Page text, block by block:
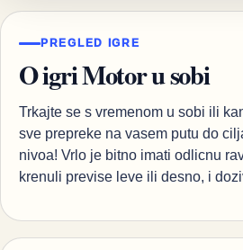
PREGLED IGRE
O igri Motor u sobi
Trkajte se s vremenom u sobi ili
sve prepreke na vasem putu do
nivoa! Vrlo je bitno imati odlicnu
krenuli previse leve ili desno, i